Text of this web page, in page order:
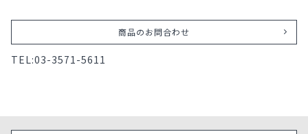
商品のお問合わせ
TEL:03-3571-5611